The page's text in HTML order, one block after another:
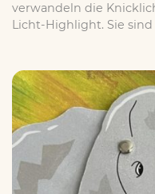
verwandeln die
Licht-Highlight. Sie sind